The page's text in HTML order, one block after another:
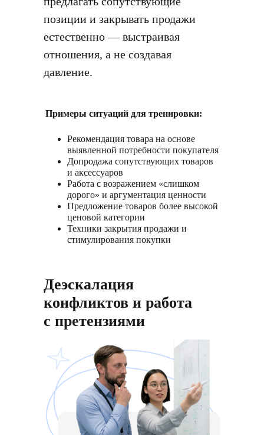
Рекомендация товара на основе
выявленной потребности покупателя
Допродажа сопутствующих товаров
и аксессуаров
Работа с возражением «слишком
дорого» и аргументация ценности
Предложение товаров более высокой
ценовой категории
Техники закрытия продажи и
стимулирования покупки
Примеры ситуаций для тренировки:
позиции и закрывать продажи
естественно — выстраивая
отношения, а не создавая
давление.
Деэскалация
конфликтов и работа
с претензиями